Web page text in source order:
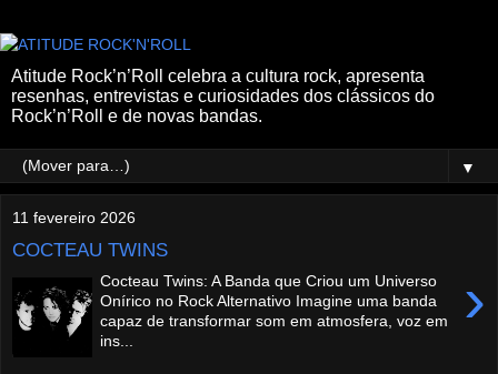
Atitude Rock’n’Roll celebra a cultura rock, apresenta
resenhas, entrevistas e curiosidades dos clássicos do
Rock’n’Roll e de novas bandas.
▼
11 fevereiro 2026
COCTEAU TWINS
›
Cocteau Twins: A Banda que Criou um Universo
Onírico no Rock Alternativo Imagine uma banda
capaz de transformar som em atmosfera, voz em
ins...